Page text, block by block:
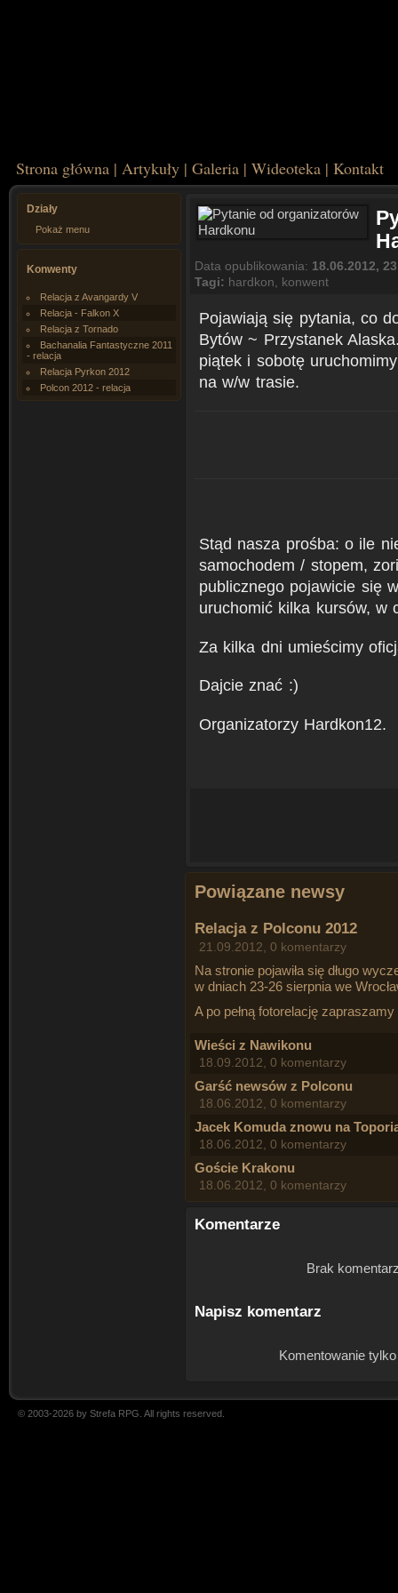
Strona główna | Artykuły | Galeria | Wideoteka | Kontakt
Działy
Pokaż menu
Konwenty
Relacja z Avangardy V
Relacja - Falkon X
Relacja z Tornado
Bachanalia Fantastyczne 2011
- relacja
Relacja Pyrkon 2012
Polcon 2012 - relacja
Data opublikowania: 18.06.2012,
Tagi: hardkon konwent
Pojawiają się pytania, co
Bytów ~ Przystanek
piątek i sobotę
na w/w trasie.
Stąd nasza prośba: o ile
samochodem / stopem,
publicznego pojawicie się
uruchomić kilka kursów, w
Za kilka dni umieścimy
Dajcie znać :)
Organizatorzy Hardkon12.
Powiązane newsy
Relacja z Polconu 2012
21.09.2012, 0 komentarzy
Na stronie pojawiła się długo
w dniach 23-26 sierpnia we
A po pełną fotorelację
Wieści z Nawikonu
18.09.2012, 0 komentarzy
Garść newsów z Polconu
18.06.2012, 0 komentarzy
Jacek Komuda znowu na
18.06.2012, 0 komentarzy
Goście Krakonu
18.06.2012, 0 komentarzy
Komentarze
Brak
Napisz komentarz
Komentowanie
© 2003-2026 by Strefa RPG. All rights reserved.